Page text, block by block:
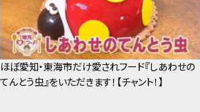
ほぼ愛知・東海市だけ愛されフード『しあわせの
てんとう虫』をいただきます！【チャント！】